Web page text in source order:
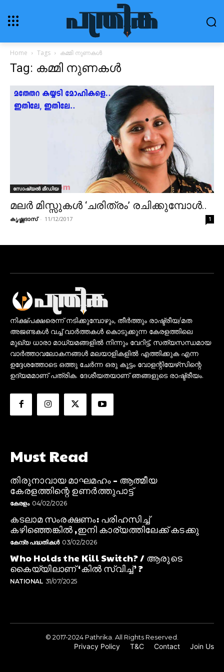
Home Tags കമ്മി നുണകൾ
Tag: കമ്മി നുണകൾ
സോഷ്യൽ മീഡിയ
മലർ മിസ്സുകൾ ‘ചരിത്രം’ രചിക്കുമ്പോൾ..
കൃഷ്ണദാസ് - 11/12/2017 1
നിക്ഷ്പക്ഷരെന്ന് നടിക്കുമ്പോഴും, തീർത്തും രാഷ്ട്രീയ/മത
അജണ്ടകൾ വച്ച് വാർത്തകൾ കൊടുക്കുന്ന കേരളത്തിലെ
മുഖ്യ ധാരാ മാധ്യമങ്ങളിൽ നിന്നും വേറിട്ട്, സത്യസന്ധമായ
വാർത്താവലോകനങ്ങൾ മലയാളികളിൽ എത്തിക്കുക എന്ന
ഉദ്ദേശത്തോടെ ഒത്തു ചേർന്ന ഒരു കൂട്ടം വോളന്റിയേഴ്‌സിന്റെ
ഉദ്യമമാണ് പത്രിക. ദേശീയതയാണ് ഞങ്ങളുടെ രാഷ്ട്രീയം.
Must Read
തിരുനാവായ മാഘമഹം – ആത്മീയ
കേരളത്തിന്റെ ഉണർത്തുപാട്ട്
കേരളം 04/02/2026
കടലാമ സംരക്ഷണം: പരിഹസിച്ച്
കഴിഞ്ഞെങ്കിൽ ,ഇനി കാര്യത്തിലേക്ക് കടക്കു
കേന്ദ്ര പദ്ധതികൾ 03/02/2026
Who Holds the Kill Switch? / ആരുടെ
കൈയ്യിലാണ് ‘കിൽ സ്വിച്ച്’ ?
NATIONAL 31/07/2025
© 2017-2024 Pathrika. All Rights Reserved.
Privacy Policy T&C Contact Join Us